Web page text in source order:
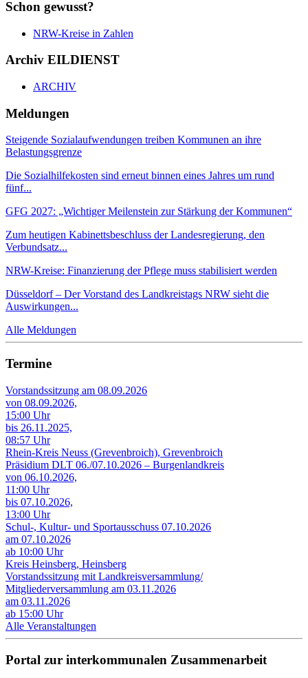
Schon gewusst?
NRW-Kreise in Zahlen
Archiv EILDIENST
ARCHIV
Meldungen
Steigende Sozialaufwendungen treiben Kommunen an ihre
Belastungsgrenze
Die Sozialhilfekosten sind erneut binnen eines Jahres um rund
fünf...
GFG 2027: „Wichtiger Meilenstein zur Stärkung der Kommunen“
Zum heutigen Kabinettsbeschluss der Landesregierung, den
Verbundsatz...
NRW-Kreise: Finanzierung der Pflege muss stabilisiert werden
Düsseldorf – Der Vorstand des Landkreistags NRW sieht die
Auswirkungen...
Alle Meldungen
Termine
Vorstandssitzung am 08.09.2026
von 08.09.2026,
15:00 Uhr
bis 26.11.2025,
08:57 Uhr
Rhein-Kreis Neuss (Grevenbroich), Grevenbroich
Präsidium DLT 06./07.10.2026 – Burgenlandkreis
von 06.10.2026,
11:00 Uhr
bis 07.10.2026,
13:00 Uhr
Schul-, Kultur- und Sportausschuss 07.10.2026
am 07.10.2026
ab 10:00 Uhr
Kreis Heinsberg, Heinsberg
Vorstandssitzung mit Landkreisversammlung/
Mitgliederversammlung am 03.11.2026
am 03.11.2026
ab 15:00 Uhr
Alle Veranstaltungen
Portal zur interkommunalen Zusammenarbeit